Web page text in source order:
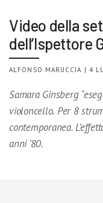
Video della
dell’Ispettore
ALFONSO MARUCCIA | 4
Samara Ginsberg
violoncello. Per 8
contemporanea.
anni ’80.